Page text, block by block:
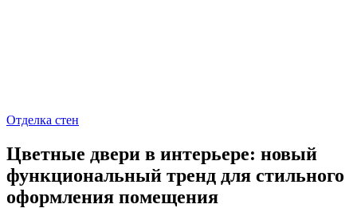
Отделка стен
Цветные двери в интерьере: новый
функциональный тренд для стильного
оформления помещения